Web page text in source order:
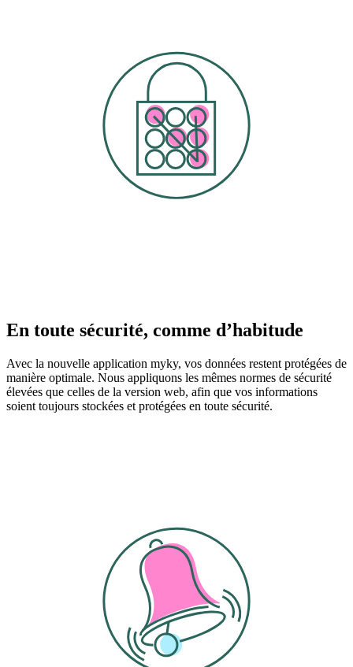
En toute sécurité, comme d’habitude
Avec la nouvelle application myky, vos données restent protégées de
manière optimale. Nous appliquons les mêmes normes de sécurité
élevées que celles de la version web, afin que vos informations
soient toujours stockées et protégées en toute sécurité.